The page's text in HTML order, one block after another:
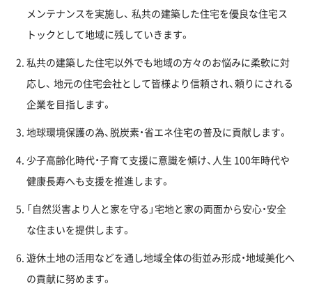
メンテナンスを実施し、 私共の建築した住宅を優良な住宅ス
トックとして地域に残していきます。
私共の建築した住宅以外でも地域の方々のお悩みに柔軟に対
応し、 地元の住宅会社として皆様より信頼され、頼りにされる
企業を目指します。
地球環境保護の為、脱炭素・省エネ住宅の普及に貢献します。
少子高齢化時代・子育て支援に意識を傾け、人生 100年時代や
健康長寿へも支援を推進します。
「自然災害より人と家を守る」宅地と家の両面から安心・安全
な住まいを提供します。
遊休土地の活用などを通し地域全体の街並み形成・地域美化へ
の貢献に努めます。